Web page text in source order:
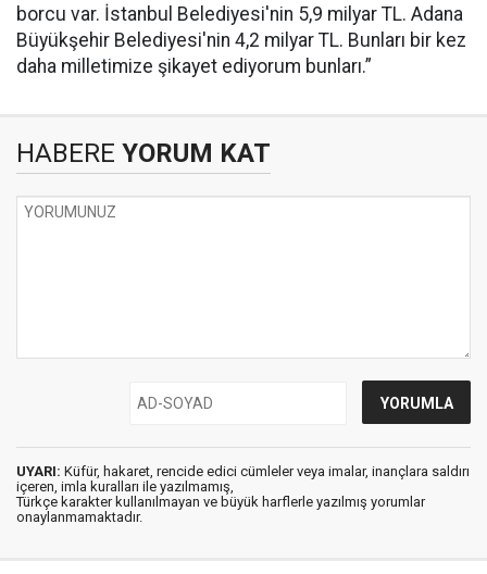
borcu var. İstanbul Belediyesi'nin 5,9 milyar TL. Adana
Büyükşehir Belediyesi'nin 4,2 milyar TL. Bunları bir kez
daha milletimize şikayet ediyorum bunları.”
HABERE YORUM KAT
UYARI: Küfür, hakaret, rencide edici cümleler veya imalar, inançlara saldırı
içeren, imla kuralları ile yazılmamış,
Türkçe karakter kullanılmayan ve büyük harflerle yazılmış yorumlar
onaylanmamaktadır.